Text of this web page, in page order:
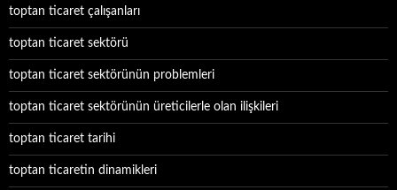
toptan ticaret çalışanları
toptan ticaret sektörü
toptan ticaret sektörünün problemleri
toptan ticaret sektörünün üreticilerle olan ilişkileri
toptan ticaret tarihi
toptan ticaretin dinamikleri